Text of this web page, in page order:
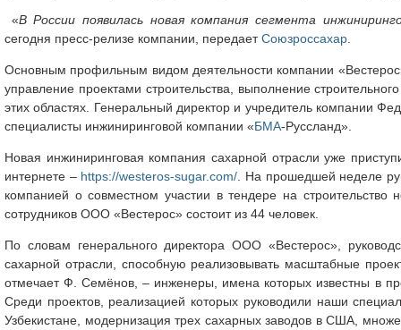
«В России появилась новая компания сегмента
сегодня пресс-релизе компании, передаетСоюзроссахар
Основным профильным видом деятельности компании
управление проектами строительства, выполнение
этих областях. Генеральный директор и учредитель компании
специалисты инжиниринговой компании «БМА-Руссланд».
Новая инжиниринговая компания сахарной отрасли уже
интернете – https://westeros-sugar.com/ . На прошедшей неделе
компанией о совместном участии в тендере на
сотрудников ООО «Вестерос» состоит из 44 человек.
По словам генерального директора ООО «Вестерос»,
сахарной отрасли, способную реализовывать масштабные
отмечает Ф. Семёнов, – инженеры, имена которых известны в
Среди проектов, реализацией которых руководили наши
Узбекистане, модернизация трех сахарных заводов в США,